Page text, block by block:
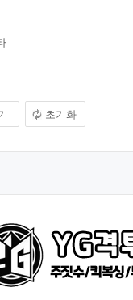
초기화